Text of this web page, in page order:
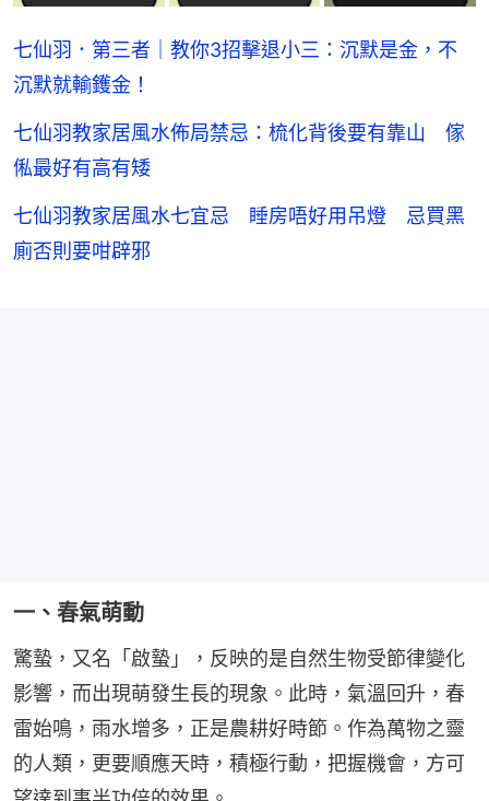
七仙羽．第三者｜教你3招擊退小三：沉默是金，不
沉默就輸鑊金！
七仙羽教家居風水佈局禁忌：梳化背後要有靠山 傢
俬最好有高有矮
七仙羽教家居風水七宜忌 睡房唔好用吊燈 忌買黑
廁否則要咁辟邪
一、春氣萌動
驚蟄，又名「啟蟄」，反映的是自然生物受節律變化
影響，而出現萌發生長的現象。此時，氣溫回升，春
雷始鳴，雨水增多，正是農耕好時節。作為萬物之靈
的人類，更要順應天時，積極行動，把握機會，方可